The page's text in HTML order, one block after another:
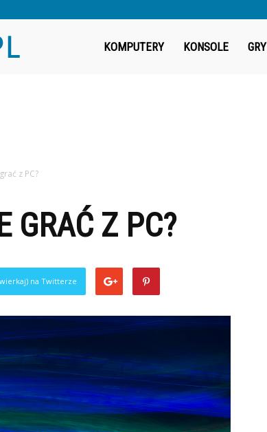
KOMPUTERY KONSOLE GRY
z PC?
GRAĆ Z PC?
na Twitterze